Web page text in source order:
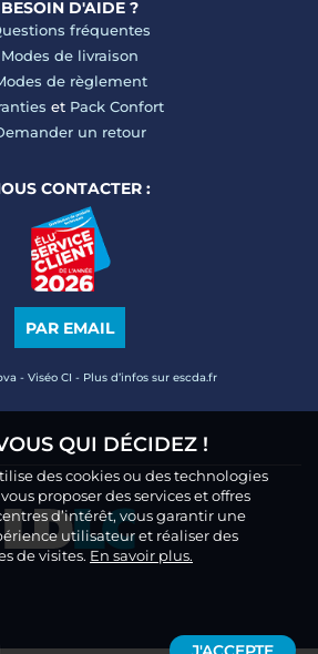
BESOIN D'AIDE ?
fréquentes
Modes de livraison
de règlement
et Pack Confort
un retour
CONTACTER :
PAR EMAIL
- Viséo CI - Plus d’infos sur escda.fr
QUI DÉCIDEZ !
des cookies ou des technologies
proposer des services et offres
d’intérêt, vous garantir une
utilisateur et réaliser des
de visites. En savoir plus.